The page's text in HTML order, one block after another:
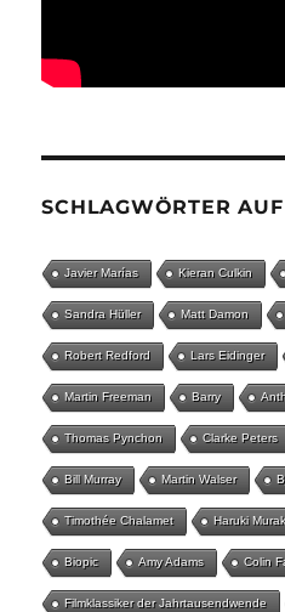
SCHLAGWÖRTER
Javier Marías Kieran Culkin
Sandra Hüller Matt Damon
Robert Redford Lars Eidinger
Martin Freeman Barry
Thomas Pynchon Clarke Peters
Bill Murray Martin Walser
Timothée Chalamet Haruki
Biopic Amy Adams Colin
Filmklassiker der Jahrtausendwende